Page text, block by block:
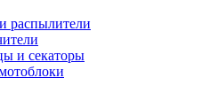
распылители
и секаторы